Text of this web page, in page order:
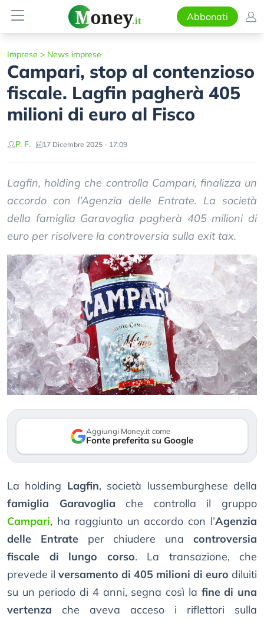
Abbonati
Imprese > News imprese
Campari, stop al contenzioso
fiscale. Lagfin pagherà 405
milioni di euro al Fisco
P. F. 17 Dicembre 2025 - 17:09
Lagfin, holding che controlla Campari, finalizza un
accordo con l’Agenzia delle Entrate. La società
della famiglia Garavoglia pagherà 405 milioni di
euro per risolvere la controversia sulla exit tax.
Aggiungi Money.it come
Fonte preferita su Google
La holding Lagfin, società lussemburghese della
famiglia Garavoglia che controlla il gruppo
Campari, ha raggiunto un accordo con l’Agenzia
delle Entrateper chiudere unacontroversia
fiscale di lungo corso. La transazione, che
prevede il versamento di 405 milioni di euro diluiti
su un periodo di 4 anni, segna così la fine di una
vertenza che aveva acceso i riflettori sulla